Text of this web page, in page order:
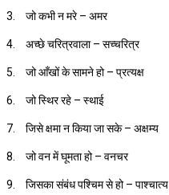
3. जो कभी न मरे – अमर
4. अच्छे चरित्रवाला – सच्चरित्र
5. जो आँखों के सामने हो – प्रत्यक्ष
6. जो स्थिर रहे – स्थाई
7. जिसे क्षमा न किया जा सके – अक्षम्य
8. जो वन में घूमता हो – वनचर
9. जिसका संबंध पश्चिम से हो – पाश्चात्य